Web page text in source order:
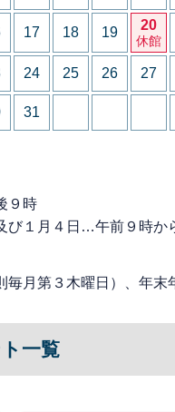
17 18 19 20
休館
24 25 26 27
31
９時
び１月４日…午前９時か
毎月第３木曜日）、年末
一覧